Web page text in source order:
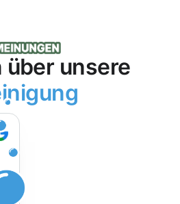
über unsere